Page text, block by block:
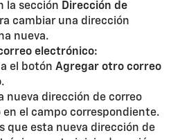
la sección Dirección de
cambiar una dirección
nueva.
electrónico:
el botón Agregar otro correo
.
nueva dirección de correo
el campo correspondiente.
que esta nueva dirección de